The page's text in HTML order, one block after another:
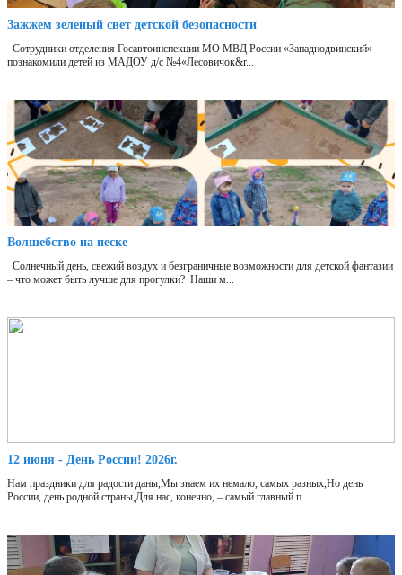
Зажжем зеленый свет детской безопасности
Сотрудники отделения Госавтоинспекции МО МВД России «Западнодвинский»
познакомили детей из МАДОУ д/с №4«Лесовичок&r...
Волшебство на песке
Солнечный день, свежий воздух и безграничные возможности для детской фантазии
– что может быть лучше для прогулки? Наши м...
12 июня - День России! 2026г.
Нам праздники для радости даны,Мы знаем их немало, самых разных,Но день
России, день родной страны,Для нас, конечно, – самый главный п...